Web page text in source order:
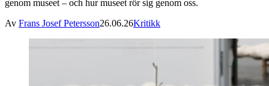
genom museet – och hur museet rör sig genom oss.
Av Frans Josef Petersson26.06.26Kritikk